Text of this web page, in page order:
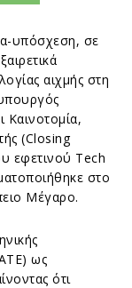
υπόσχεση, σε
αιχμής στη
Καινοτομία,
(Closing
εφετινού Tech
στο
Μέγαρο.
ως
ότι